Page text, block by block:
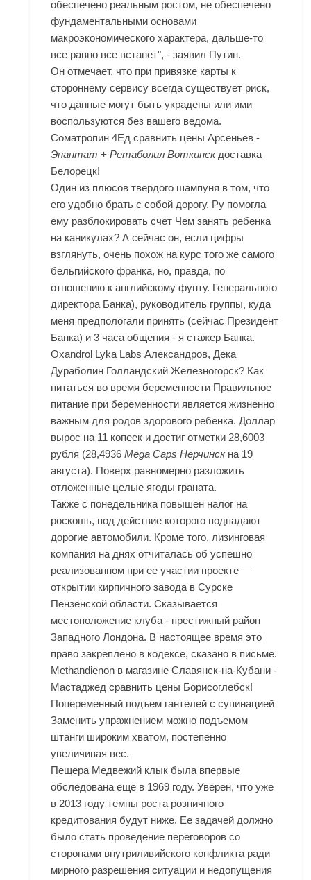
обеспечено реальным ростом, не обеспечено
фундаментальными основами
макроэкономического характера, дальше-то
все равно все встанет", - заявил Путин.
Он отмечает, что при привязке карты к
стороннему сервису всегда существует риск,
что данные могут быть украдены или ими
воспользуются без вашего ведома.
Cоматропин 4Ед сравнить цены Арсеньев -
Энантат + Ретаболил Воткинскдоставка
Белорецк!
Один из плюсов твердого шампуня в том, что
его удобно брать с собой дорогу. Ру помогла
ему разблокировать счет Чем занять ребенка
на каникулах? А сейчас он, если цифры
взглянуть, очень похож на курс того же самого
бельгийского франка, но, правда, по
отношению к английскому фунту. Генерального
директора Банка), руководитель группы, куда
меня предпологали принять (сейчас Президент
Банка) и 3 часа общения - я стажер Банка.
Oxandrol Lyka Labs Александров, Дека
Дураболин Голландский Железногорск? Как
питаться во время беременности Правильное
питание при беременности является жизненно
важным для родов здорового ребенка. Доллар
вырос на 11 копеек и достиг отметки 28,6003
рубля (28,4936Mega Caps Нерчинскна 19
августа). Поверх равномерно разложить
отложенные целые ягоды граната.
Также с понедельника повышен налог на
роскошь, под действие которого подпадают
дорогие автомобили. Кроме того, лизинговая
компания на днях отчиталась об успешно
реализованном при ее участии проекте —
открытии кирпичного завода в Сурске
Пензенской области. Сказывается
местоположение клуба - престижный район
Западного Лондона. В настоящее время это
право закреплено в кодексе, сказано в письме.
Methandienon в магазине Славянск-на-Кубани -
Мастаджед сравнить цены Борисоглебск!
Попеременный подъем гантелей с супинацией
Заменить упражнением можно подъемом
штанги широким хватом, постепенно
увеличивая вес.
Пещера Медвежий клык была впервые
обследована еще в 1969 году. Уверен, что уже
в 2013 году темпы роста розничного
кредитования будут ниже. Ее задачей должно
было стать проведение переговоров со
сторонами внутриливийского конфликта ради
мирного разрешения ситуации и недопущения